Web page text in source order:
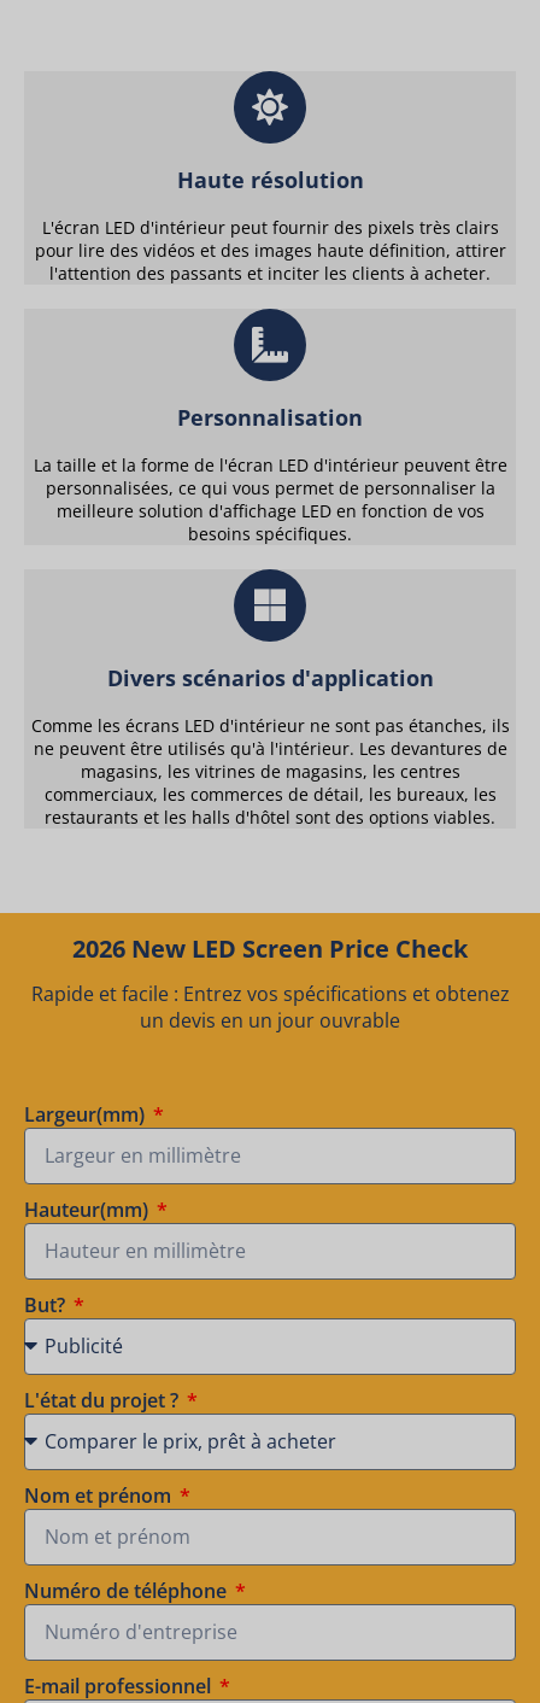
Haute résolution
L'écran LED d'intérieur peut fournir des pixels très clairs
pour lire des vidéos et des images haute définition, attirer
l'attention des passants et inciter les clients à acheter.
Personnalisation
La taille et la forme de l'écran LED d'intérieur peuvent être
personnalisées, ce qui vous permet de personnaliser la
meilleure solution d'affichage LED en fonction de vos
besoins spécifiques.
Divers scénarios d'application
Comme les écrans LED d'intérieur ne sont pas étanches, ils
ne peuvent être utilisés qu'à l'intérieur. Les devantures de
magasins, les vitrines de magasins, les centres
commerciaux, les commerces de détail, les bureaux, les
restaurants et les halls d'hôtel sont des options viables.
2026 New LED Screen Price Check
Rapide et facile : Entrez vos spécifications et obtenez
un devis en un jour ouvrable
Largeur(mm)
Hauteur(mm)
But?
L'état du projet ?
Nom et prénom
Numéro de téléphone
E-mail professionnel